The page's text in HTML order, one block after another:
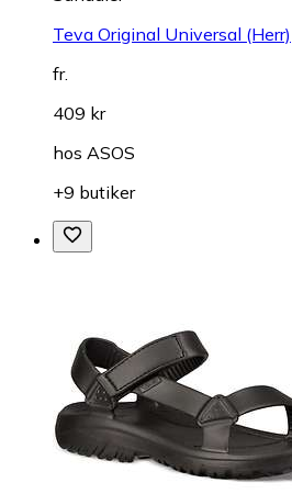
Teva Original Universal (Herr)
fr.
409 kr
hos ASOS
+9 butiker